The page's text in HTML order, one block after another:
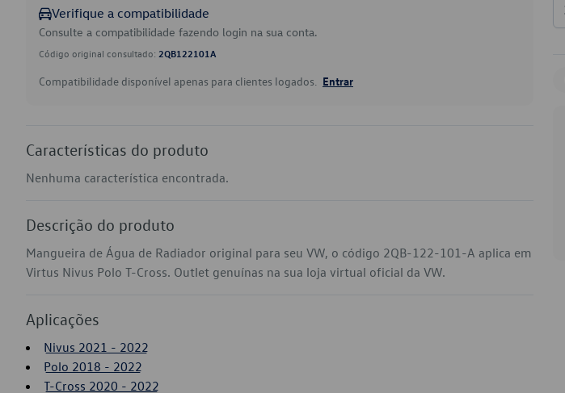
Verifique a compatibilidade
Consulte a compatibilidade fazendo login na sua conta.
Código original consultado: 2QB122101A
Compatibilidade disponível apenas para clientes logados. Entrar
Características do produto
Nenhuma característica encontrada.
Descrição do produto
Mangueira de Água de Radiador original para seu VW, o código 2QB-122-101-A aplica em
Virtus Nivus Polo T-Cross. Outlet genuínas na sua loja virtual oficial da VW.
Aplicações
Nivus 2021 - 2022
Polo 2018 - 2022
T-Cross 2020 - 2022